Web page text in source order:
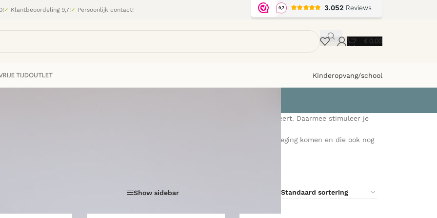
✓ Klantbeoordeling 9,7!✓ Persoonlijk contact!
€ 0,00
TIJDOUTLET Kinderopvang/school
in speelgoed om kinderen in beweging te krijgen. Speelgoed dat activeert. Daarmee stimuleer je
waarmee je dit bereikt.
en speelbanken van Jindl. Stuk voor stuk items waarmee kinderen in beweging komen en die ook nog
Show sidebar